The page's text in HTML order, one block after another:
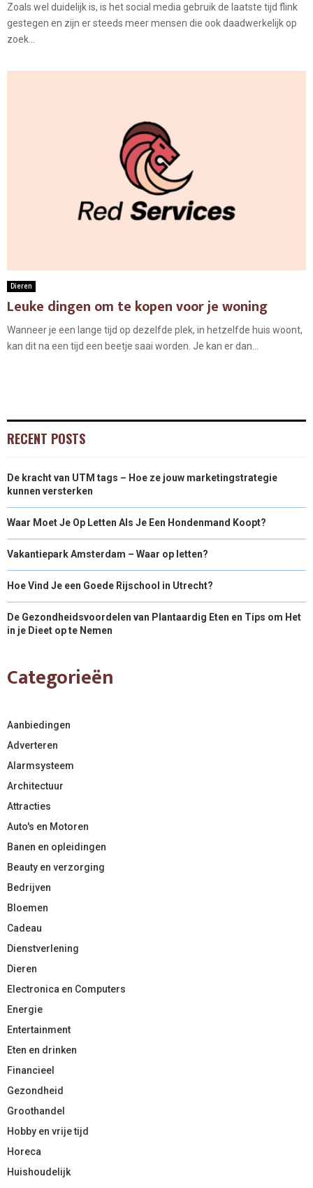
Zoals wel duidelijk is, is het social media gebruik de laatste tijd flink
gestegen en zijn er steeds meer mensen die ook daadwerkelijk op
zoek...
Dieren
Leuke dingen om te kopen voor je woning
Wanneer je een lange tijd op dezelfde plek, in hetzelfde huis woont,
kan dit na een tijd een beetje saai worden. Je kan er dan...
RECENT POSTS
De kracht van UTM tags – Hoe ze jouw marketingstrategie
kunnen versterken
Waar Moet Je Op Letten Als Je Een Hondenmand Koopt?
Vakantiepark Amsterdam – Waar op letten?
Hoe Vind Je een Goede Rijschool in Utrecht?
De Gezondheidsvoordelen van Plantaardig Eten en Tips om Het
in je Dieet op te Nemen
Categorieën
Aanbiedingen
Adverteren
Alarmsysteem
Architectuur
Attracties
Auto's en Motoren
Banen en opleidingen
Beauty en verzorging
Bedrijven
Bloemen
Cadeau
Dienstverlening
Dieren
Electronica en Computers
Energie
Entertainment
Eten en drinken
Financieel
Gezondheid
Groothandel
Hobby en vrije tijd
Horeca
Huishoudelijk